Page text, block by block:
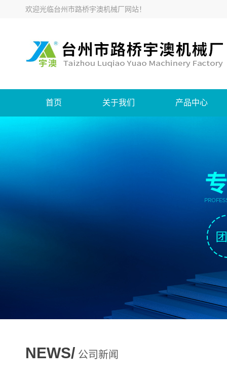
欢迎光临台州市路桥宇澳机械厂网站！
首页 关于我们 产品中心
NEWS/ 公司新闻